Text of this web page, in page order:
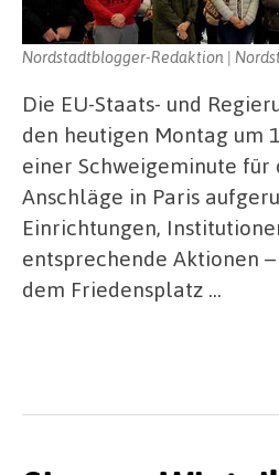
Nordstadtblogger-Redaktion |
Die EU-Staats- und
den heutigen Montag um
einer Schweigeminute für
Anschläge in Paris
Einrichtungen,
entsprechende Aktionen
dem Friedensplatz …